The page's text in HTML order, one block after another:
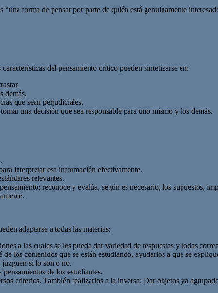
forma de pensar por parte de quién está genuinamente
del pensamiento crítico pueden sintetizarse en:
demás.
que sean perjudiciales.
una decisión que sea responsable para uno mismo y los demás.
interpretar esa información efectivamente.
relevantes.
reconoce y evalúa, según es necesario, los supuestos,
adaptarse a todas las materias:
a las cuales se les pueda dar variedad de respuestas y todas
los contenidos que se están estudiando, ayudarlos a que se
juzguen si lo son o no.
de los estudiantes.
criterios. También realizarlos a la inversa: Dar objetos ya